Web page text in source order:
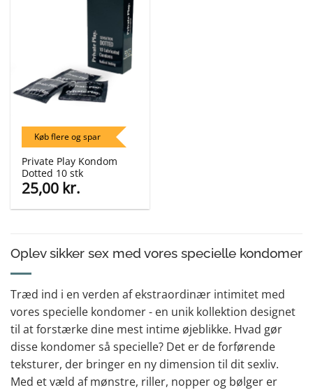
Køb flere og spar
Private Play Kondom
Dotted 10 stk
25,00 kr.
Oplev sikker sex med vores specielle kondomer
Træd ind i en verden af ekstraordinær intimitet med
vores specielle kondomer - en unik kollektion designet
til at forstærke dine mest intime øjeblikke. Hvad gør
disse kondomer så specielle? Det er de forførende
teksturer, der bringer en ny dimension til dit sexliv.
Med et væld af mønstre, riller, nopper og bølger er